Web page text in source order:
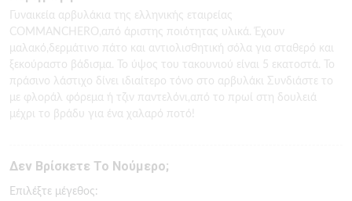
Γυναικεία αρβυλάκια της ελληνικής εταιρείας
COMMANCHERO,από άριστης ποιότητας υλικά. Έχουν
μαλακό,δερμάτινο πάτο και αντιολισθητική σόλα για σταθερό και
ξεκούραστο βάδισμα. Το ύψος του τακουνιού είναι 5 εκατοστά. Το
πράσινο λάστιχο δίνει ιδιαίτερο τόνο στο αρβυλάκι Συνδιάστε το
με φλοράλ φόρεμα ή τζιν παντελόνι,από το πρωί στη δουλειά
μέχρι το βράδυ για ένα χαλαρό ποτό!
Δεν Βρίσκετε Το Νούμερο;
Eπιλέξτε μέγεθος: